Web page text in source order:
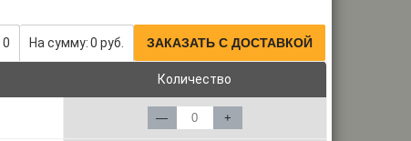
0 На сумму: 0 руб. ЗАКАЗАТЬ С ДОСТАВКОЙ
Количество
— +